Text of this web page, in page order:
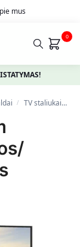
mus
0
/ TV staliukai